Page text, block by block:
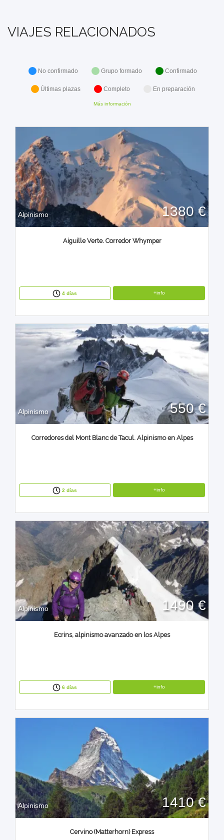
VIAJES RELACIONADOS
No confirmado Grupo formado Confirmado
Últimas plazas Completo En preparación
Más información
Alpinismo 1380 €
Aiguille Verte. Corredor Whymper
4 días +info
Alpinismo 550 €
Corredores del Mont Blanc de Tacul. Alpinismo en Alpes
2 días +info
Alpinismo 1490 €
Ecrins, alpinismo avanzado en los Alpes
6 días +info
Alpinismo 1410 €
Cervino (Matterhorn) Express